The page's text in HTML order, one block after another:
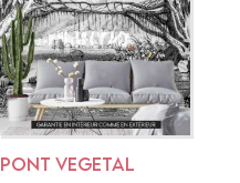
PONT VEGETAL